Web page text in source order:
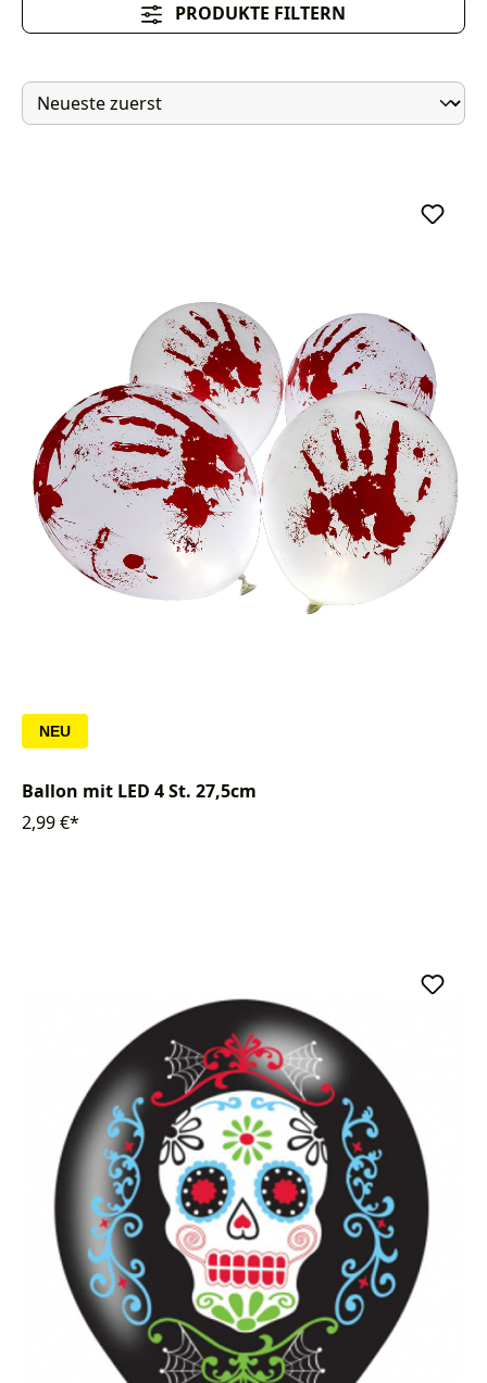
PRODUKTE FILTERN
NEU
Ballon mit LED 4 St. 27,5cm
2,99 €*